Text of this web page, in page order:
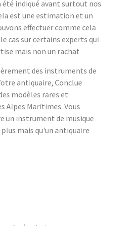
été indiqué avant surtout nos
est une estimation et un
effectuer comme cela
cas sur certains experts qui
mais non un rachat
des instruments de
antiquaire, Conclue
modèles rares et
Alpes Maritimes. Vous
un instrument de musique
mais qu'un antiquaire